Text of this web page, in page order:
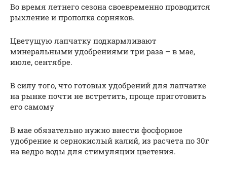
Во время летнего сезона своевременно проводится
рыхление и прополка сорняков.
Цветущую лапчатку подкармливают
минеральными удобрениями три раза – в мае,
июле, сентябре.
В силу того, что готовых удобрений для лапчатке
на рынке почти не встретить, проще приготовить
его самому
В мае обязательно нужно внести фосфорное
удобрение и сернокислый калий, из расчета по 30г
на ведро воды для стимуляции цветения.